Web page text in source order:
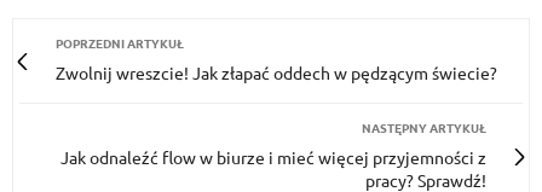
POPRZEDNI ARTYKUŁ
Zwolnij wreszcie! Jak złapać oddech w pędzącym świecie?
NASTĘPNY ARTYKUŁ
Jak odnaleźć flow w biurze i mieć więcej przyjemności z
pracy? Sprawdź!